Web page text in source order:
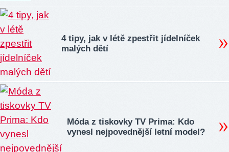
4 tipy, jak v létě zpestřit jídelníček
malých dětí
Móda z tiskovky TV Prima: Kdo
vynesl nejpovednější letní model?